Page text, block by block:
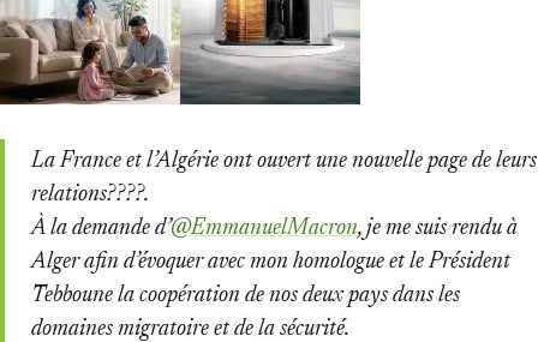
La France et l’Algérie ont ouvert une nouvelle page de leurs
relations????.
À la demande d’@EmmanuelMacron, je me suis rendu à
Alger afin d’évoquer avec mon homologue et le Président
Tebboune la coopération de nos deux pays dans les
domaines migratoire et de la sécurité.